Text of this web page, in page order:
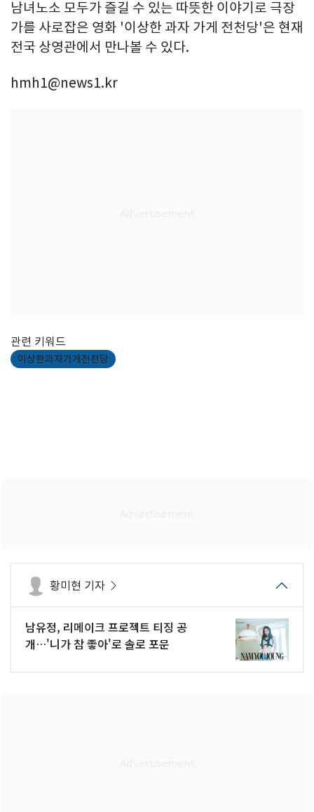
남녀노소 모두가 즐길 수 있는 따뜻한 이야기로 극장
가를 사로잡은 영화 '이상한 과자 가게 전천당'은 현재
전국 상영관에서 만나볼 수 있다.
hmh1@news1.kr
관련 키워드
이상한과자가게전천당
황미현 기자
남유정, 리메이크 프로젝트 티징 공
개…'니가 참 좋아'로 솔로 포문